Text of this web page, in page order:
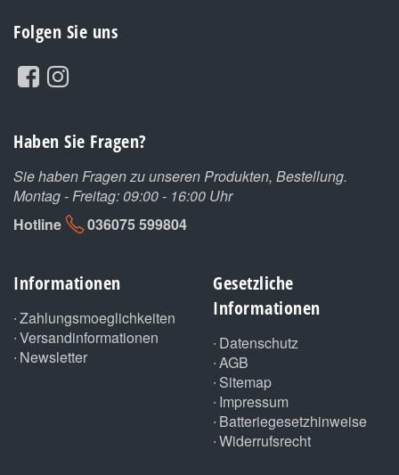
Folgen Sie uns
Haben Sie Fragen?
Sie haben Fragen zu unseren Produkten, Bestellung.
Montag - Freitag: 09:00 - 16:00 Uhr
Hotline
036075 599804
Informationen
Zahlungsmoeglichkeiten
Versandinformationen
Newsletter
Gesetzliche
Informationen
Datenschutz
AGB
Sitemap
Impressum
Batteriegesetzhinweise
Widerrufsrecht